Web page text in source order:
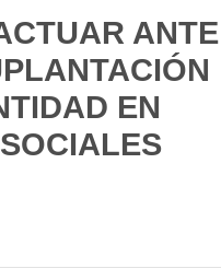
ANTE
EN